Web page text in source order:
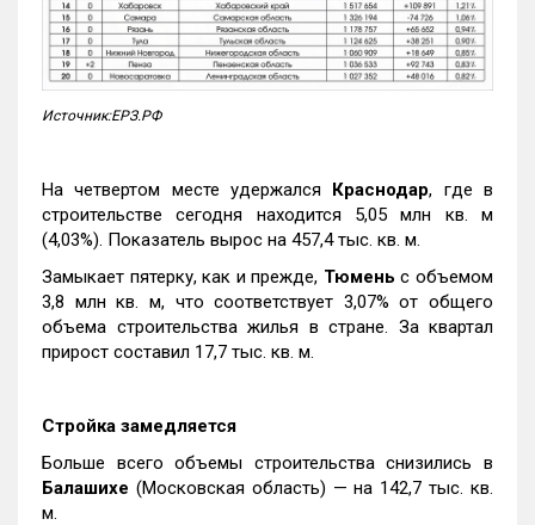
Источник:ЕРЗ.РФ
На четвертом месте удержался Краснодар, где в
строительстве сегодня находится 5,05 млн кв. м
(4,03%). Показатель вырос на 457,4 тыс. кв. м.
Замыкает пятерку, как и прежде, Тюмень с объемом
3,8 млн кв. м, что соответствует 3,07% от общего
объема строительства жилья в стране. За квартал
прирост составил 17,7 тыс. кв. м.
Стройка замедляется
Больше всего объемы строительства снизились в
Балашихе (Московская область) — на 142,7 тыс. кв.
м.